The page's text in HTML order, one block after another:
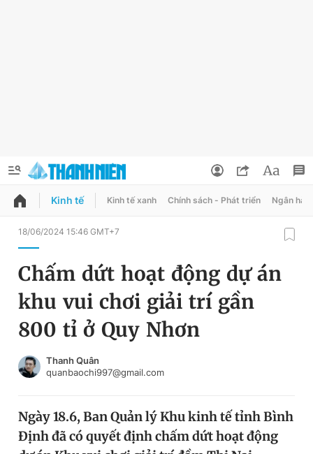
QUẢNG CÁO
Chuyên mục
Chuyên mục khác
Chào ngày mới
Video Magazine
Đổi mật khẩu
Tin đã lưu
Đăng xuất
Kinh tế Kinh tế xanh Chính sách - Phát triển Ngân
18/06/2024 15:46 GMT+7
Chấm dứt hoạt động dự án
khu vui chơi giải trí gần
800 tỉ ở Quy Nhơn
Thanh Quân
quanbaochi997@gmail.com
Ngày 18.6, Ban Quản lý Khu kinh tế tỉnh Bình
Định đã có quyết định chấm dứt hoạt động